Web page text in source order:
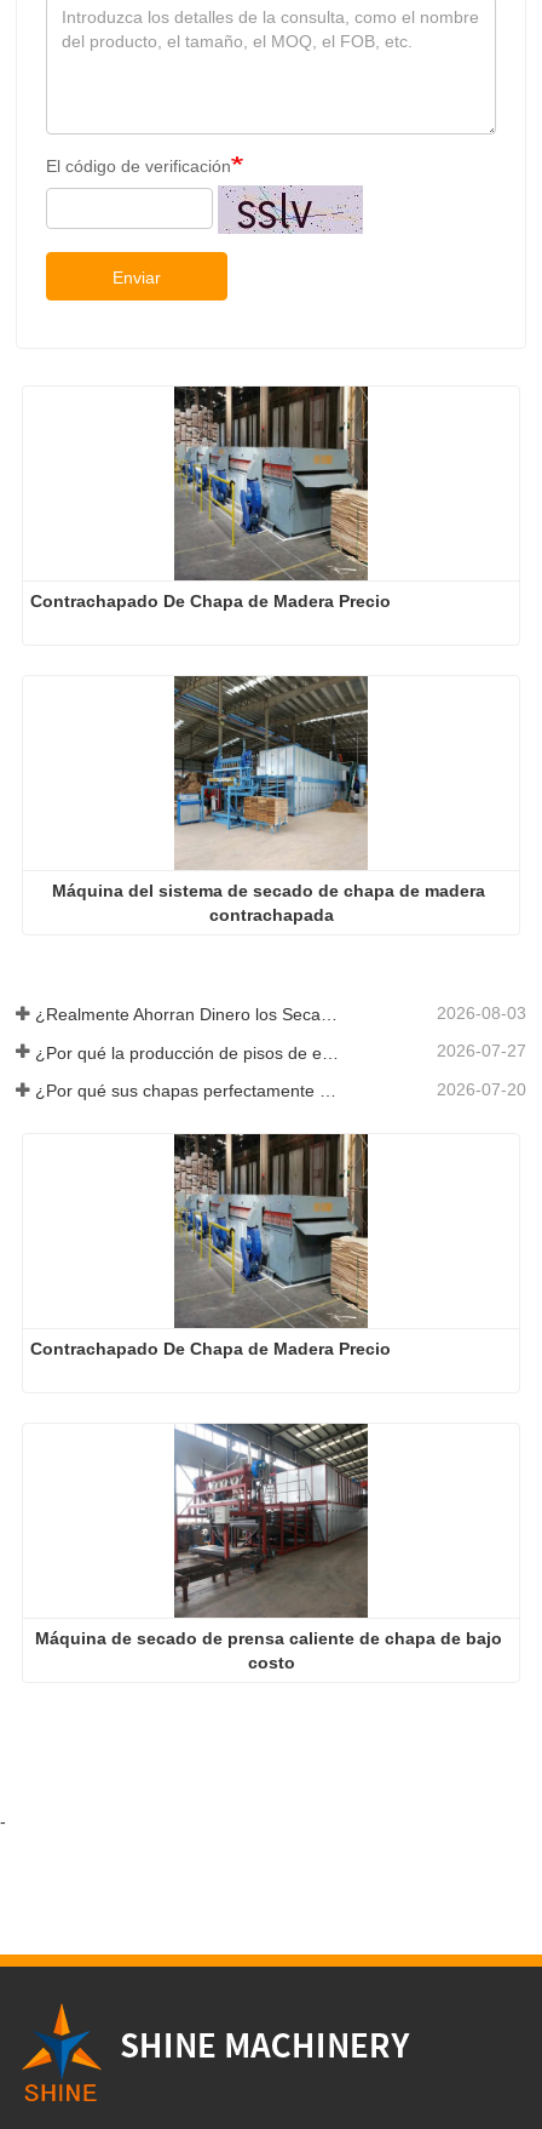
El código de verificación
Enviar
Contrachapado De Chapa de Madera Precio
Máquina del sistema de secado de chapa de madera
contrachapada
¿Realmente Ahorran Dinero los Secadores de Chapa Más Grandes? 2026-08-03
¿Por qué la producción de pisos de eucalipto necesita un secador de chapas? 2026-07-27
¿Por qué sus chapas perfectamente secadas se rehumedecen? 2026-07-20
Contrachapado De Chapa de Madera Precio
Máquina de secado de prensa caliente de chapa de bajo
costo
-